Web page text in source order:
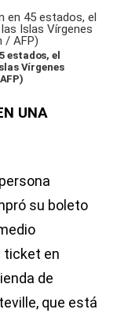
estados, el
Vírgenes
UNA
su boleto
ticket en
de
que está